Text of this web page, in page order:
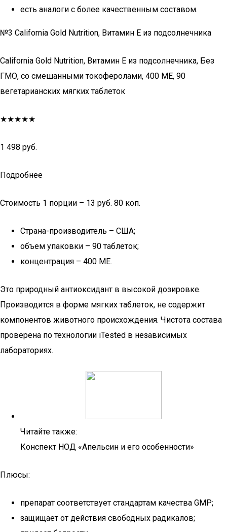
есть аналоги с более качественным составом.
№3 California Gold Nutrition, Витамин E из подсолнечника
California Gold Nutrition, Витамин E из подсолнечника, Без
ГМО, со смешанными токоферолами, 400 МЕ, 90
вегетарианских мягких таблеток
★★★★★
1 498 руб.
Подробнее
Стоимость 1 порции – 13 руб. 80 коп.
Страна-производитель – США;
объем упаковки – 90 таблеток;
концентрация – 400 МЕ.
Это природный антиоксидант в высокой дозировке.
Производится в форме мягких таблеток, не содержит
компонентов животного происхождения. Чистота состава
проверена по технологии iTested в независимых
лабораториях.
Читайте также:
Конспект НОД «Апельсин и его особенности»
Плюсы:
препарат соответствует стандартам качества GMP;
защищает от действия свободных радикалов;